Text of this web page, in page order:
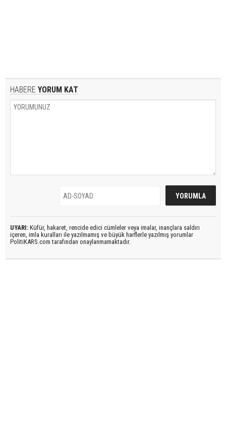
HABERE YORUM KAT
UYARI: Küfür, hakaret, rencide edici cümleler veya imalar, inançlara saldırı
içeren, imla kuralları ile yazılmamış ve büyük harflerle yazılmış yorumlar
PolitiKARS.com tarafından onaylanmamaktadır.